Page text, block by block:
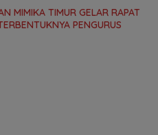
MIMIKA TIMUR GELAR RAPAT
PENGURUS